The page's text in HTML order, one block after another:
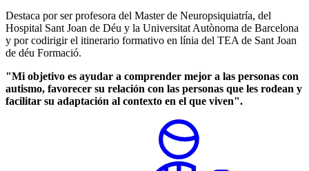
Destaca por ser profesora del Master de Neuropsiquiatría, del
Hospital Sant Joan de Déu y la Universitat Autònoma de Barcelona
y por codirigir el itinerario formativo en línia del TEA de Sant Joan
de déu Formació.
"Mi objetivo es ayudar a comprender mejor a las personas con
autismo, favorecer su relación con las personas que les rodean y
facilitar su adaptación al contexto en el que viven".